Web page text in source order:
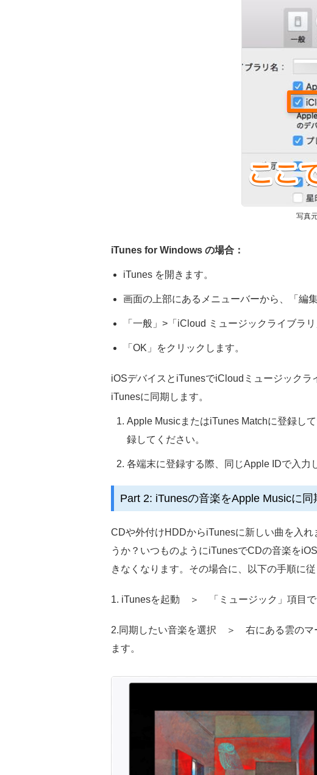
写真
iTunes for Windows の場合：
iTunes を開きます。
画面の上部にあるメニューバーから、「編
「一般」>「iCloud ミュージックライブラ
「OK」をクリックします。
iOSデバイスとiTunesでiCloudミュージック
iTunesに同期します。
Apple MusicまたはiTunes Matchに登録し
録してください。
各端末に登録する際、同じApple IDで入力
Part 2: iTunesの音楽をApple Musicに同
CDや外付けHDDからiTunesに新しい曲を入
うか？いつものようにiTunesでCDの音楽を
きなくなります。その場合に、以下の手順に
1. iTunesを起動 ＞ 「ミュージック」項目で
2.同期したい音楽を選択 ＞ 右にある雲のマ
ます。